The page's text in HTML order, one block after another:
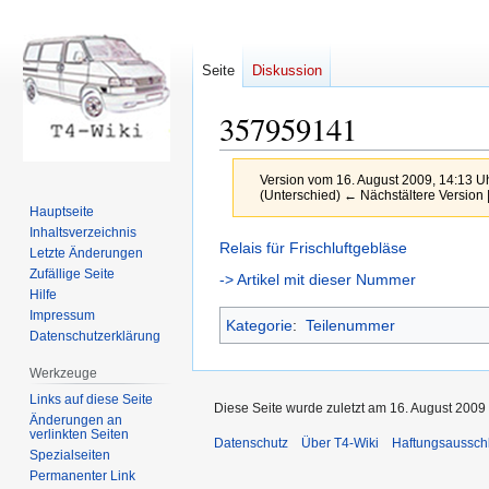
357959141
Version vom 16. August 2009, 14:13
(Unterschied) ← Nächstältere Version
Zur
Navigation
Zur
Suche
Relais für Frischluftgebläse
-> Artikel mit dieser Nummer
Kategorie: Teilenummer
Seite Diskussion
Hauptseite
Inhaltsverzeichnis
Letzte Änderungen
Zufällige Seite
Hilfe
Impressum
Datenschutzerklärung
Werkzeuge
Links auf diese Seite
Änderungen an
verlinkten Seiten
Spezialseiten
Permanenter Link
Diese Seite wurde zuletzt am 16. August
Datenschutz Über T4-Wiki